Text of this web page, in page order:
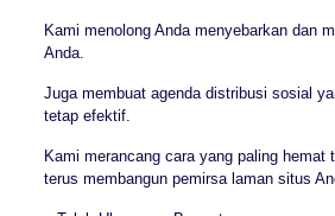
Kami menolong Anda menyebarkan dan
Anda.
Juga membuat agenda distribusi sosial
tetap efektif.
Kami merancang cara yang paling hemat
terus membangun pemirsa laman situs